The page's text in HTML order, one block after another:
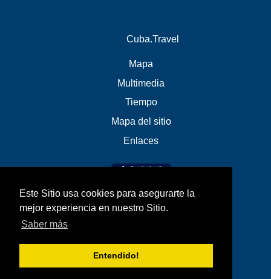
Este Sitio usa cookies para asegurarte la
mejor experiencia en nuestro Sitio.
Saber más
Entendido!
Cuba.Travel
Mapa
Multimedia
Tiempo
Mapa del sitio
Enlaces